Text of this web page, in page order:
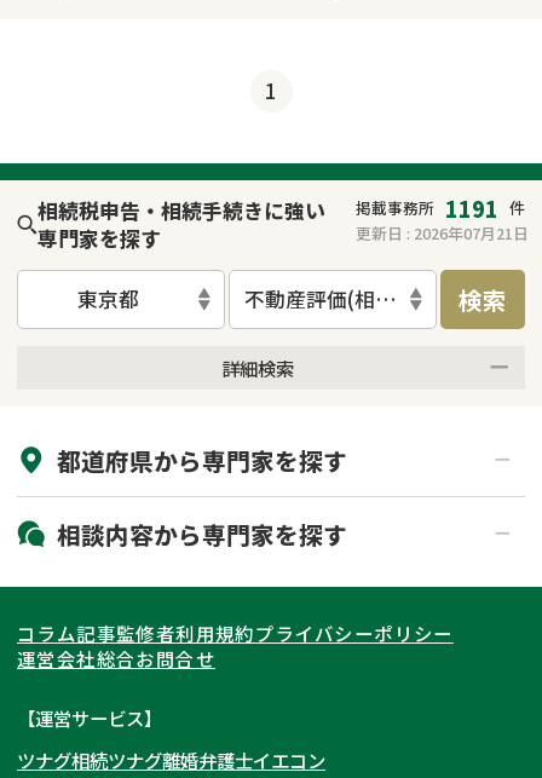
1
相続税申告・相続手続きに強い
専門家を探す
掲載事務所 1191 件
更新日 : 2026年07月21日
東京都 不動産評価(相続不動産)検索
詳細検索
初回相談無料
土日祝の相談可能
都道府県から専門家を探す
北海道・東北
北海道 青森県
岩手県 宮城県
秋田県
関東
東京都 神奈川県
埼玉県
東海
愛知県
関西
相談内容から専門家を探す
相続登記
遺産分割
相続手続き
コラム記事監修者利用規約プライバシーポリシー
運営会社総合お問合せ
【運営サービス】
ツナグ相続ツナグ離婚弁護士イエコン